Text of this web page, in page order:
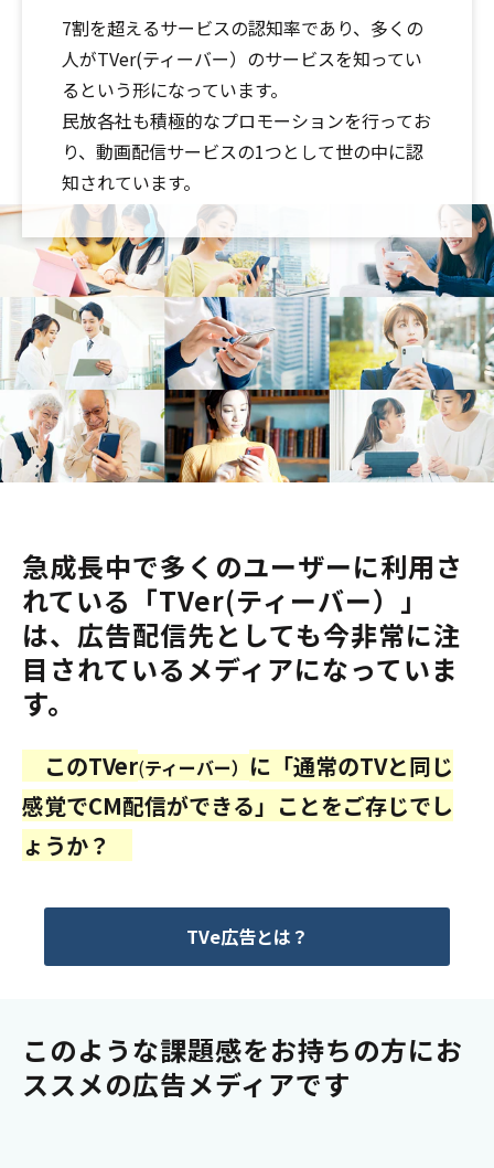
7割を超えるサービスの認知率であり、多くの
人がTVer(ティーバー）のサービスを知ってい
るという形になっています。
民放各社も積極的なプロモーションを行ってお
り、動画配信サービスの1つとして世の中に認
知されています。
急成長中で多くのユーザーに利用さ
れている「TVer(ティーバー）」
は、広告配信先としても今非常に注
目されているメディアになっていま
す。
このTVer(ティーバー） に「通常のTVと同じ
感覚でCM配信ができる」ことをご存じでし
ょうか？
TVe広告とは？
このような課題感をお持ちの方にお
ススメの広告メディアです